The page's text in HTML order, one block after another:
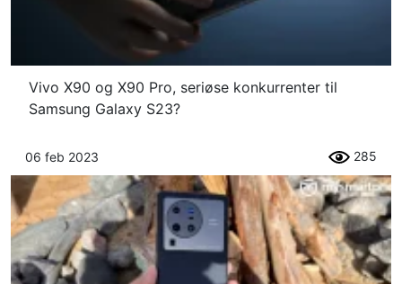
Vivo X90 og X90 Pro, seriøse konkurrenter til
Samsung Galaxy S23?
06 feb 2023 285